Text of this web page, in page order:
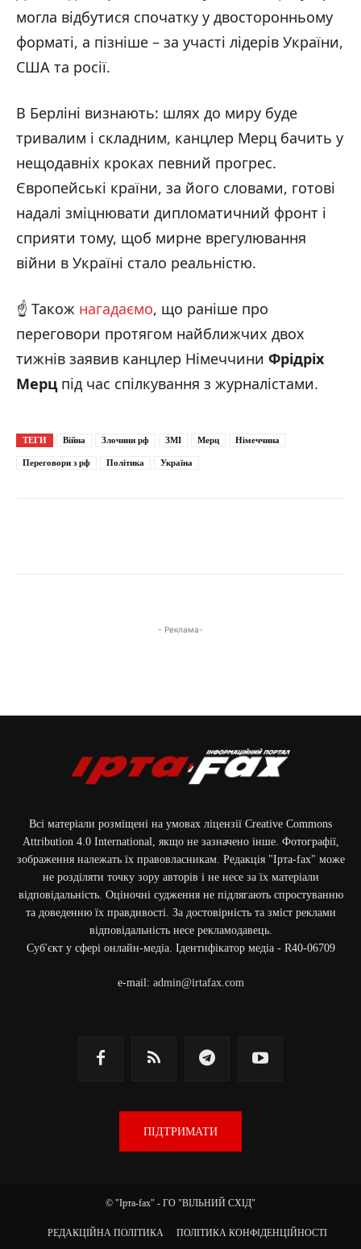
могла відбутися спочатку у двосторонньому
форматі, а пізніше – за участі лідерів України,
США та росії.
В Берліні визнають: шлях до миру буде
тривалим і складним, канцлер Мерц бачить у
нещодавніх кроках певний прогрес.
Європейські країни, за його словами, готові
надалі зміцнювати дипломатичний фронт і
сприяти тому, щоб мирне врегулювання
війни в Україні стало реальністю.
☝️ Також нагадаємо, що раніше про
переговори протягом найближчих двох
тижнів заявив канцлер Німеччини Фрідріх
Мерцпід час спілкування з журналістами.
ТЕГИ Війна Злочини рф ЗМІ Мерц Німеччина
Переговори з рф Політика Україна
- Реклама-
Всі матеріали розміщені на умовах ліцензії Creative Commons
Attribution 4.0 International, якщо не зазначено інше. Фотографії,
зображення належать їх правовласникам. Редакція "Ірта-fax" може
не розділяти точку зору авторів і не несе за їх матеріали
відповідальність. Оціночні судження не підлягають спростуванню
та доведенню їх правдивості. За достовірність та зміст реклами
відповідальність несе рекламодавець.
Cуб'єкт у сфері онлайн-медіа. Ідентифікатор медіа - R40-06709
e-mail: admin@irtafax.com
ПІДТРИМАТИ
© "Ірта-fax" - ГО "ВІЛЬНИЙ СХІД"
РЕДАКЦІЙНА ПОЛІТИКА ПОЛІТИКА КОНФІДЕНЦІЙНОСТІ